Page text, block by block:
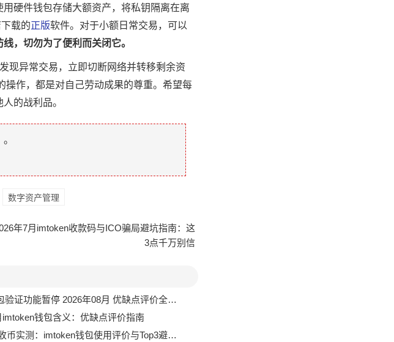
硬件钱包存储大额资产，将私钥隔离在离
载的正版软件。对于小额日常交易，可以
，切勿为了便利而关闭它。
现异常交易，立即切断网络并转移剩余资
作，都是对自己劳动成果的尊重。希望每
的战利品。
数字资产管理
年7月imtoken收款码与ICO骗局避坑指南：这
3点千万别信
证功能暂停 2026年08月 优缺点评价全解析
imtoken钱包含义：优缺点评价指南
实测：imtoken钱包使用评价与Top3避坑指南